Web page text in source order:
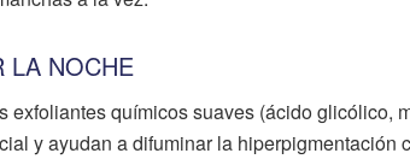
LA NOCHE
exfoliantes químicos suaves (ácido glicólico,
y ayudan a difuminar la hiperpigmentación